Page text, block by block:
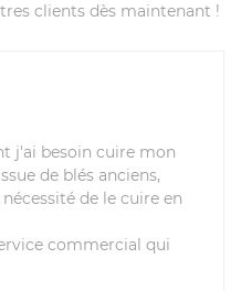
clients dès maintenant !
j'ai besoin cuire mon
de blés anciens,
de le cuire en
commercial qui